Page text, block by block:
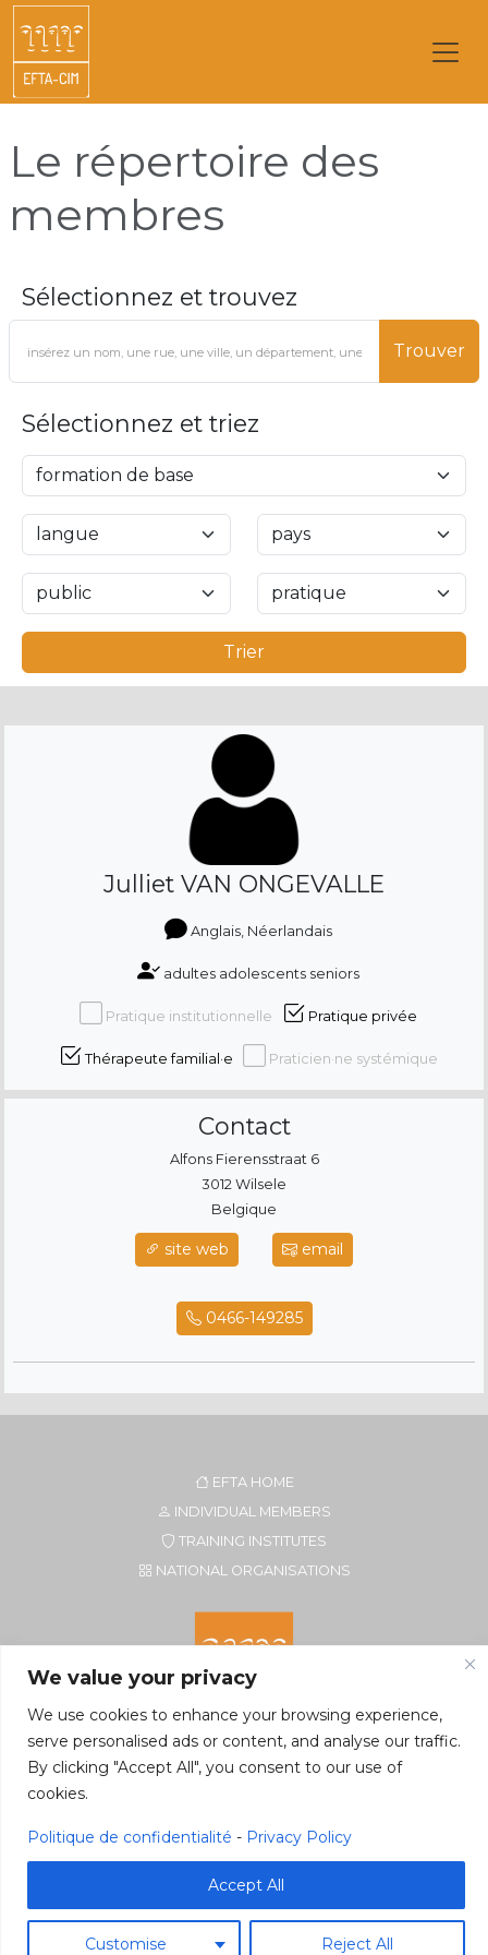
We value your privacy
We use cookies to enhance your browsing experience,
serve personalised ads or content, and analyse our traffic.
By clicking "Accept All", you consent to our use of
cookies.
Politique de confidentialité - Privacy Policy
Customise Reject All
Accept All
Le répertoire des
membres
Sélectionnez et trouvez
Trouver
Sélectionnez et triez
Trier
Julliet VAN ONGEVALLE
Anglais, Néerlandais
adultes adolescents seniors
Pratique institutionnelle Pratique privée
Thérapeute familial·e Praticien·ne systémique
Contact
Alfons Fierensstraat 6
3012 Wilsele
Belgique
site web email
0466-149285
EFTA HOME
INDIVIDUAL MEMBERS
TRAINING INSTITUTES
NATIONAL ORGANISATIONS
5590 Ciney, Belgium
Tel. +32 496 22 22 96
©2026 eftacim.org Web tools Pragmacom